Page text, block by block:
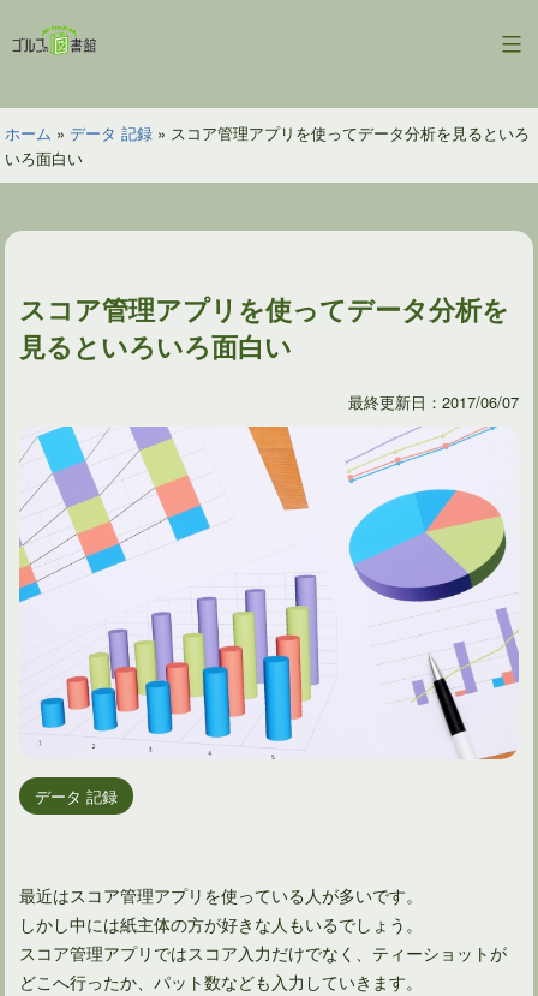
ン
ツ
へ
ス
ッ
ゴ
フ
の
図
ホーム » データ 記録» スコア管理アプリを使ってデータ分析を見るといろ
いろ面白い
スコア管理アプリを使ってデータ分析を
見るといろいろ面白い
最終更新日：2017/06/07
データ 記録
最近はスコア管理アプリを使っている人が多いです。
しかし中には紙主体の方が好きな人もいるでしょう。
スコア管理アプリではスコア入力だけでなく、ティーショットが
どこへ行ったか、パット数なども入力していきます。